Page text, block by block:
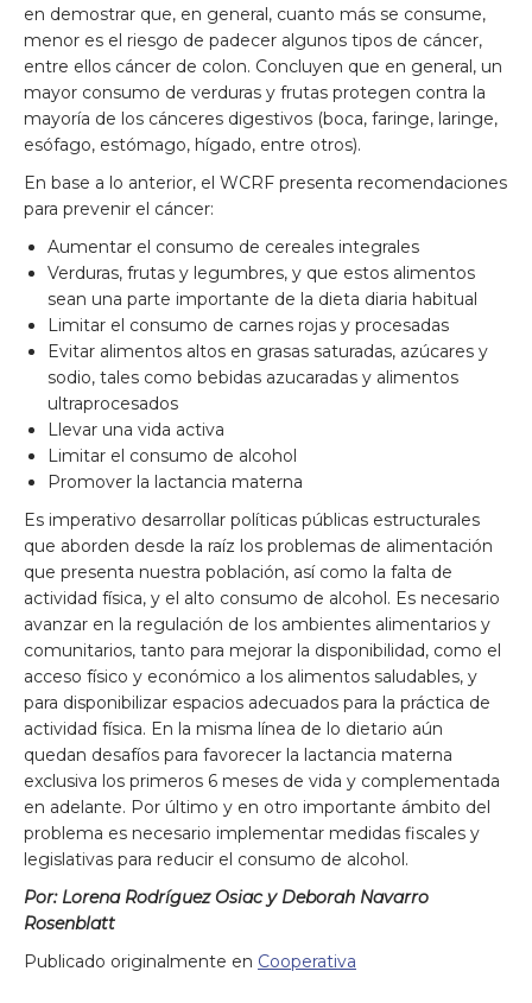
en demostrar que, en general, cuanto más se consume,
menor es el riesgo de padecer algunos tipos de cáncer,
entre ellos cáncer de colon. Concluyen que en general, un
mayor consumo de verduras y frutas protegen contra la
mayoría de los cánceres digestivos (boca, faringe, laringe,
esófago, estómago, hígado, entre otros).
En base a lo anterior, el WCRF presenta recomendaciones
para prevenir el cáncer:
Aumentar el consumo de cereales integrales
Verduras, frutas y legumbres, y que estos alimentos
sean una parte importante de la dieta diaria habitual
Limitar el consumo de carnes rojas y procesadas
Evitar alimentos altos en grasas saturadas, azúcares y
sodio, tales como bebidas azucaradas y alimentos
ultraprocesados
Llevar una vida activa
Limitar el consumo de alcohol
Promover la lactancia materna
Es imperativo desarrollar políticas públicas estructurales
que aborden desde la raíz los problemas de alimentación
que presenta nuestra población, así como la falta de
actividad física, y el alto consumo de alcohol. Es necesario
avanzar en la regulación de los ambientes alimentarios y
comunitarios, tanto para mejorar la disponibilidad, como el
acceso físico y económico a los alimentos saludables, y
para disponibilizar espacios adecuados para la práctica de
actividad física. En la misma línea de lo dietario aún
quedan desafíos para favorecer la lactancia materna
exclusiva los primeros 6 meses de vida y complementada
en adelante. Por último y en otro importante ámbito del
problema es necesario implementar medidas fiscales y
legislativas para reducir el consumo de alcohol.
Por: Lorena Rodríguez Osiac y Deborah Navarro
Rosenblatt
Publicado originalmente en Cooperativa